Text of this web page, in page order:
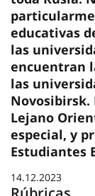
14.12.2023
Rúbricas
Entrante263
HED_people22
Visa y
cultura 10
Etiquetas
#seguridad